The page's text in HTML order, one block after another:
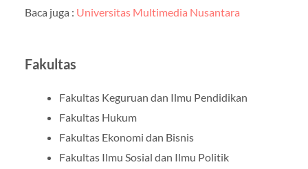
Baca juga : Universitas Multimedia Nusantara
Fakultas
Fakultas Keguruan dan Ilmu Pendidikan
Fakultas Hukum
Fakultas Ekonomi dan Bisnis
Fakultas Ilmu Sosial dan Ilmu Politik